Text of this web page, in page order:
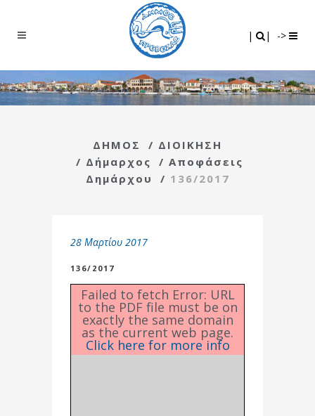
| | ->
ΔΗΜΟΣ / ΔΙΟΙΚΗΣΗ
/ Δήμαρχος / Αποφάσεις
Δημάρχου
/ 136/2017
28 Μαρτίου 2017
136/2017
Failed to fetch Error: URL
to the PDF file must be on
exactly the same domain
as the current web page.
Click here for more info